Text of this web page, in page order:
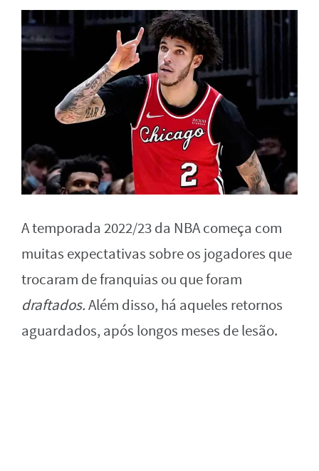
A temporada 2022/23 da NBA começa com
muitas expectativas sobre os jogadores que
trocaram de franquias ou que foram
draftados.Além disso, há aqueles retornos
aguardados, após longos meses de lesão.